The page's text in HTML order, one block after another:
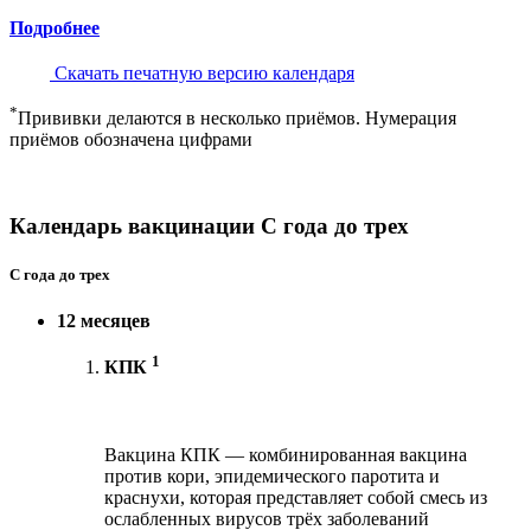
Подробнее
Скачать печатную версию календаря
*Прививки делаются в несколько приёмов. Нумерация
приёмов обозначена цифрами
Календарь вакцинации С года до трех
С года до трех
12 месяцев
КПК 1
Вакцина КПК — комбинированная вакцина
против кори, эпидемического паротита и
краснухи, которая представляет собой смесь из
ослабленных вирусов трёх заболеваний